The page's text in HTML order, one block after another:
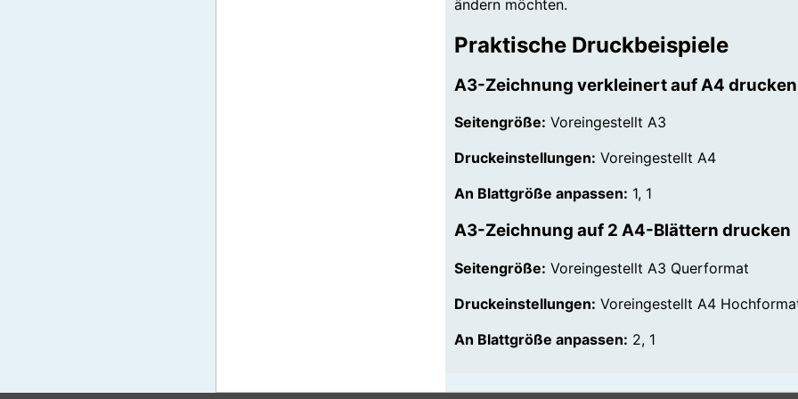
ändern möchten.
Praktische Druckbeispiele
A3-Zeichnung verkleinert auf A4 drucken
Seitengröße: Voreingestellt A3
Druckeinstellungen: Voreingestellt A4
An Blattgröße anpassen: 1, 1
A3-Zeichnung auf 2 A4-Blättern drucken
Seitengröße: Voreingestellt A3 Querformat
Druckeinstellungen: Voreingestellt A4
An Blattgröße anpassen: 2, 1